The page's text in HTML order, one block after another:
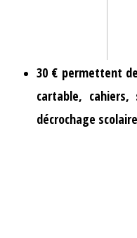
30 € permettent
cartable,
décrochage scolaire